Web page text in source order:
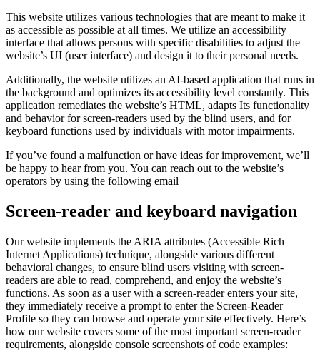
This website utilizes various technologies that are meant to make it
as accessible as possible at all times. We utilize an accessibility
interface that allows persons with specific disabilities to adjust the
website’s UI (user interface) and design it to their personal needs.
Additionally, the website utilizes an AI-based application that runs in
the background and optimizes its accessibility level constantly. This
application remediates the website’s HTML, adapts Its functionality
and behavior for screen-readers used by the blind users, and for
keyboard functions used by individuals with motor impairments.
If you’ve found a malfunction or have ideas for improvement, we’ll
be happy to hear from you. You can reach out to the website’s
operators by using the following email
Screen-reader and keyboard navigation
Our website implements the ARIA attributes (Accessible Rich
Internet Applications) technique, alongside various different
behavioral changes, to ensure blind users visiting with screen-
readers are able to read, comprehend, and enjoy the website’s
functions. As soon as a user with a screen-reader enters your site,
they immediately receive a prompt to enter the Screen-Reader
Profile so they can browse and operate your site effectively. Here’s
how our website covers some of the most important screen-reader
requirements, alongside console screenshots of code examples: